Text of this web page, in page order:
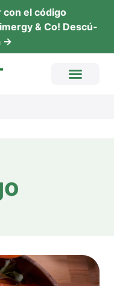
con el códi­go
& Co! Descú­
→